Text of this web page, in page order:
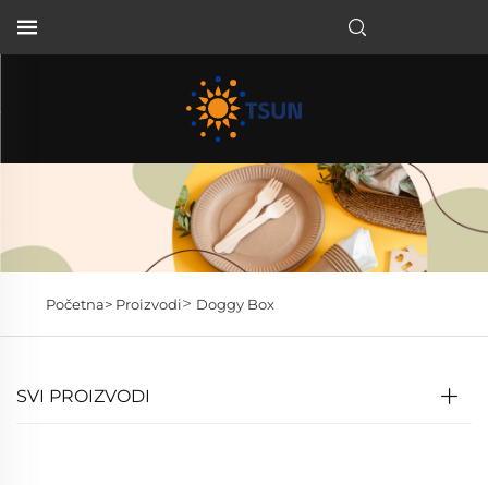
Početna> Proizvodi> Doggy Box
SVI PROIZVODI